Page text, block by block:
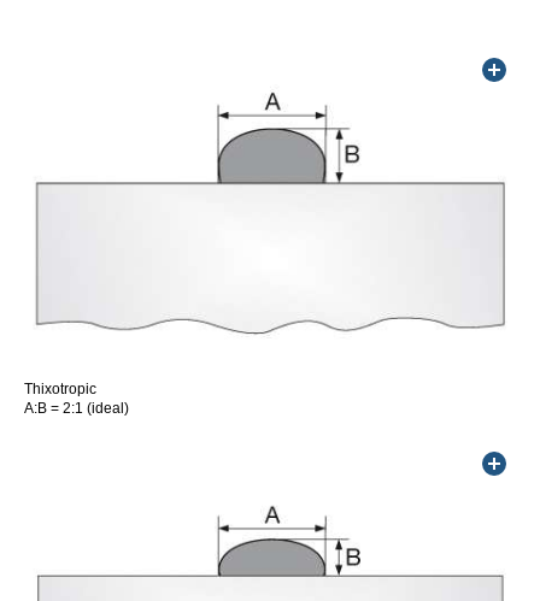
Thixotropic
A:B = 2:1 (ideal)